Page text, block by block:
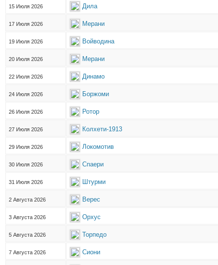
15 Июля 2026 Дила
17 Июля 2026 Мерани
19 Июля 2026 Войводина
20 Июля 2026 Мерани
22 Июля 2026 Динамо
24 Июля 2026 Боржоми
26 Июля 2026 Ротор
27 Июля 2026 Колхети-1913
29 Июля 2026 Локомотив
30 Июля 2026 Спаери
31 Июля 2026 Штурми
2 Августа 2026 Верес
3 Августа 2026 Орхус
5 Августа 2026 Торпедо
7 Августа 2026 Сиони